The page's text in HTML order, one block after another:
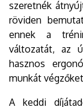
szeretnék
röviden
ennek a
változatát, az
hasznos
munkát
A keddi